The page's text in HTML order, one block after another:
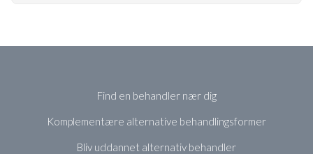
Find en behandler nær dig
Komplementære alternative behandlingsformer
Bliv uddannet alternativ behandler